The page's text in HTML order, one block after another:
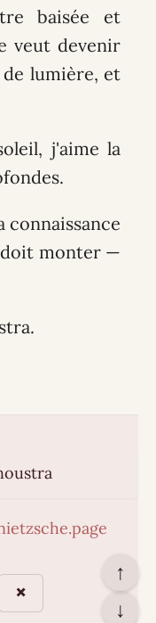
baisée et
veut devenir
lumière, et
j'aime la
connaissance
monter —
↑
↓
✖️